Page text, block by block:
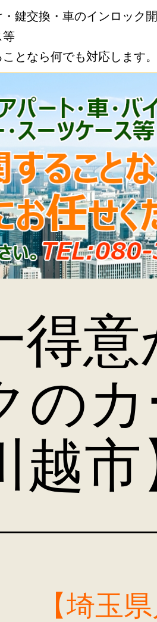
鍵交換・車のインロック
等
となら何でも対応します。
得
の
市
【埼玉